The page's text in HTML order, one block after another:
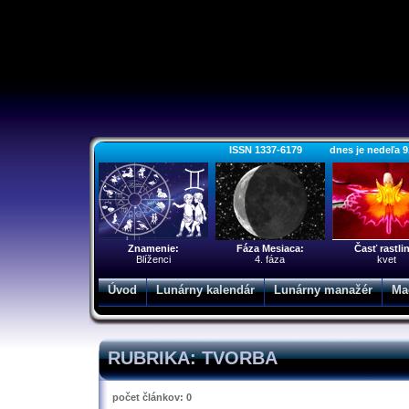
ISSN 1337-6179 dnes je nedeľa 9.
Znamenie:
Blíženci
Fáza Mesiaca:
4. fáza
Časť
kvet
Úvod Lunárny kalendár Lunárny manažér
RUBRIKA: TVORBA
počet článkov: 0